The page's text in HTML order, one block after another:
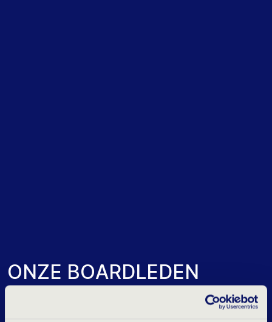
ONZE BOARDLEDEN